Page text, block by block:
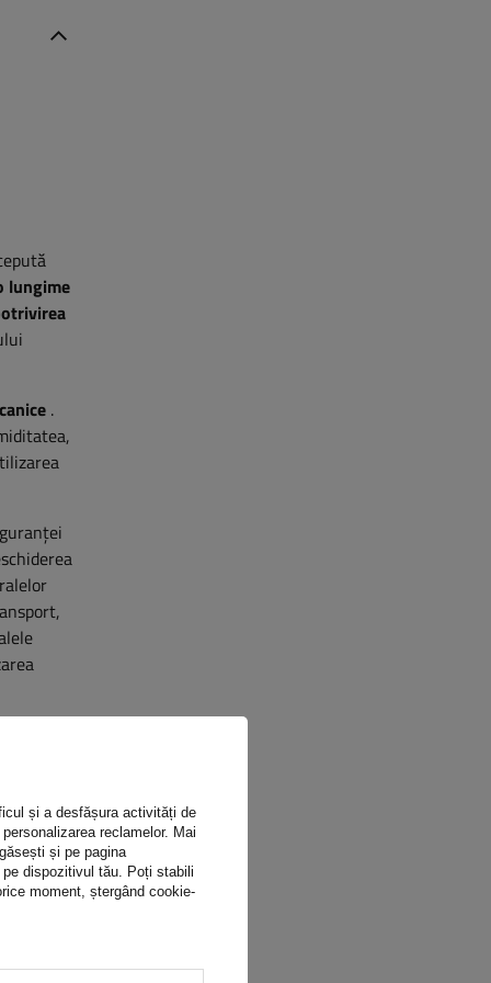
lungime
.
și a desfășura activități de
reclamelor. Mai
și pe pagina
dispozitivul tău. Poți stabili
moment, ștergând cookie-